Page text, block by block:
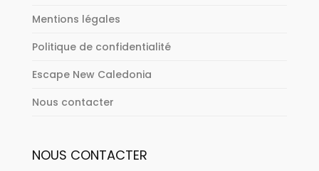
Mentions légales
Politique de confidentialité
Escape New Caledonia
Nous contacter
NOUS CONTACTER